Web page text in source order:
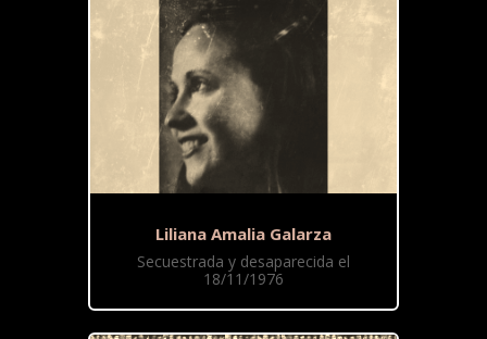
Liliana Amalia Galarza
Secuestrada y desaparecida el
18/11/1976